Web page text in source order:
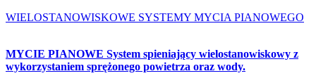
WIELOSTANOWISKOWE SYSTEMY MYCIA PIANOWEGO
MYCIE PIANOWE System spieniający wielostanowiskowy z
wykorzystaniem sprężonego powietrza oraz wody.